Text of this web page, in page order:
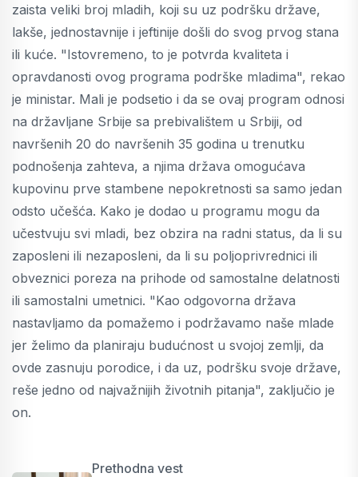
zaista veliki broj mladih, koji su uz podršku države,
lakše, jednostavnije i jeftinije došli do svog prvog stana
ili kuće. "Istovremeno, to je potvrda kvaliteta i
opravdanosti ovog programa podrške mladima", rekao
je ministar. Mali je podsetio i da se ovaj program odnosi
na državljane Srbije sa prebivalištem u Srbiji, od
navršenih 20 do navršenih 35 godina u trenutku
podnošenja zahteva, a njima država omogućava
kupovinu prve stambene nepokretnosti sa samo jedan
odsto učešća. Kako je dodao u programu mogu da
učestvuju svi mladi, bez obzira na radni status, da li su
zaposleni ili nezaposleni, da li su poljoprivrednici ili
obveznici poreza na prihode od samostalne delatnosti
ili samostalni umetnici. "Kao odgovorna država
nastavljamo da pomažemo i podržavamo naše mlade
jer želimo da planiraju budućnost u svojoj zemlji, da
ovde zasnuju porodice, i da uz, podršku svoje države,
reše jedno od najvažnijih životnih pitanja", zaključio je
on.
Prethodna vest